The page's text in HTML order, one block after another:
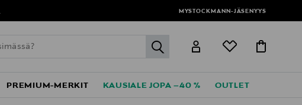
MYSTOCKMANN-JÄSENYYS
label.header.go
PREMIUM-MERKIT KAUSIALE JOPA –40 % OUTLET